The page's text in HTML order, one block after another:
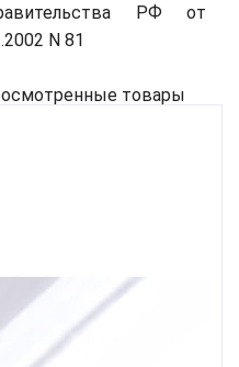
РФ от
N 81
товары